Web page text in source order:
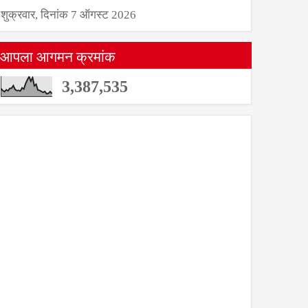
शुक्रवार, दिनांक 7 ऑगस्ट 2026
आपला आगमन क्रमांक
3,387,535